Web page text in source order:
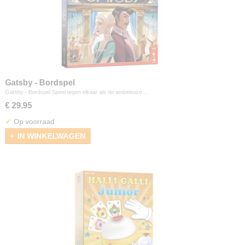
Gatsby - Bordspel
Gatsby - Bordspel Speel tegen elkaar als de ambitieuze…
€ 29,95
✓ Op voorraad
IN WINKELWAGEN